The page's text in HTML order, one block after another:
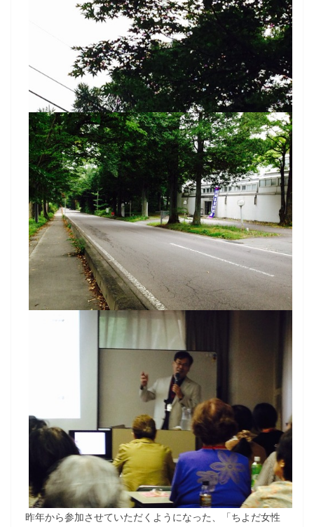
昨年から参加させていただくようになった、「ちよだ女性